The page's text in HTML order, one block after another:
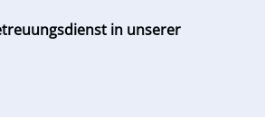
in unserer